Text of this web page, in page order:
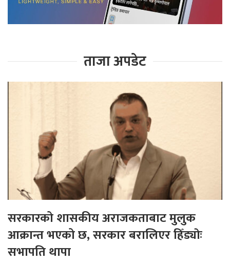
ताजा अपडेट
सरकारको शासकीय अराजकताबाट मुलुक
आक्रान्त भएको छ, सरकार बरालिएर हिँड्याेः
सभापति थापा